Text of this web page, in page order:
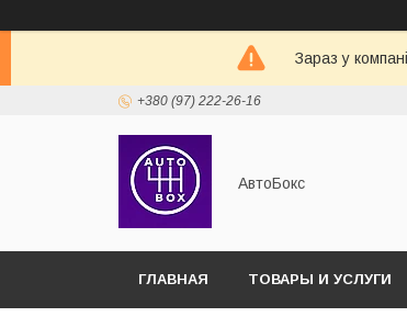
Зараз у
+380 (97) 222-26-16
АвтоБокс
ГЛАВНАЯ ТОВАРЫ И УСЛУГИ